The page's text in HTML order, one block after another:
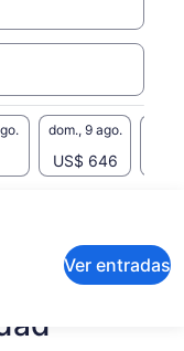
dom., 9 ago.
US$ 646
Ver entradas
Se
abrirá